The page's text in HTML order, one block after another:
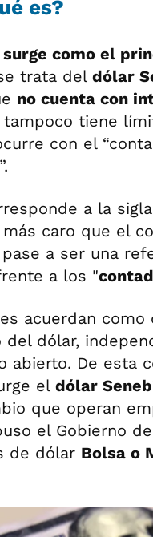
es?
surge como el
trata del dólar
no cuenta con
tampoco tiene
con el
a la
más caro que el
a ser una
a los "
acuerdan como
del dólar,
abierto. De esta
el dólar
que operan
el Gobierno
de dólar Bolsa o